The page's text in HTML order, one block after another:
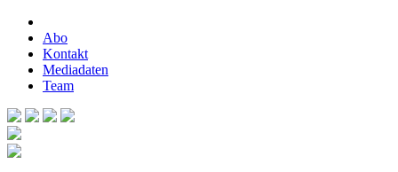
Abo
Kontakt
Mediadaten
Team